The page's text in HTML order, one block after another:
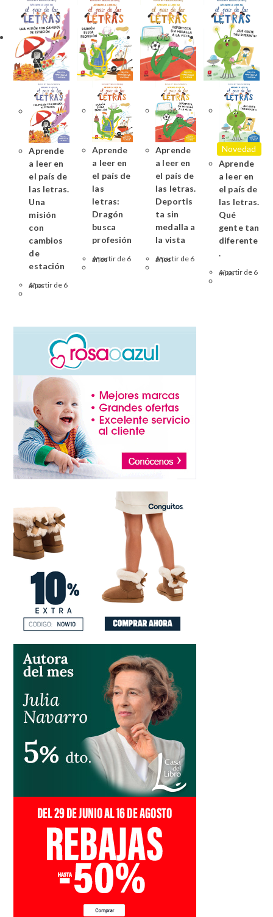
Aprende
a leer en
el país de
las letras.
Una
misión
con
cambios
de
estación
A partir de 6 años
Aprende
a leer en
el país de
las
letras:
Dragón
busca
profesión
A partir de 6 años
Aprende
a leer en
el país de
las letras.
Deportis
ta sin
medalla a
la vista
A partir de 6 años
Novedad
Aprende
a leer en
el país de
las letras.
Qué
gente tan
diferente
.
A partir de 6 años